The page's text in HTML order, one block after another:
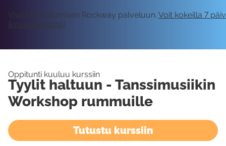
Vaatii kirjautumisen Rockway palveluun. Voit kokeilla 7
ilmaiseksi tästä!
Oppitunti kuuluu kurssiin
Tyylit haltuun - Tanssimusiikin
Workshop rummuille
Tutustu kurssiin